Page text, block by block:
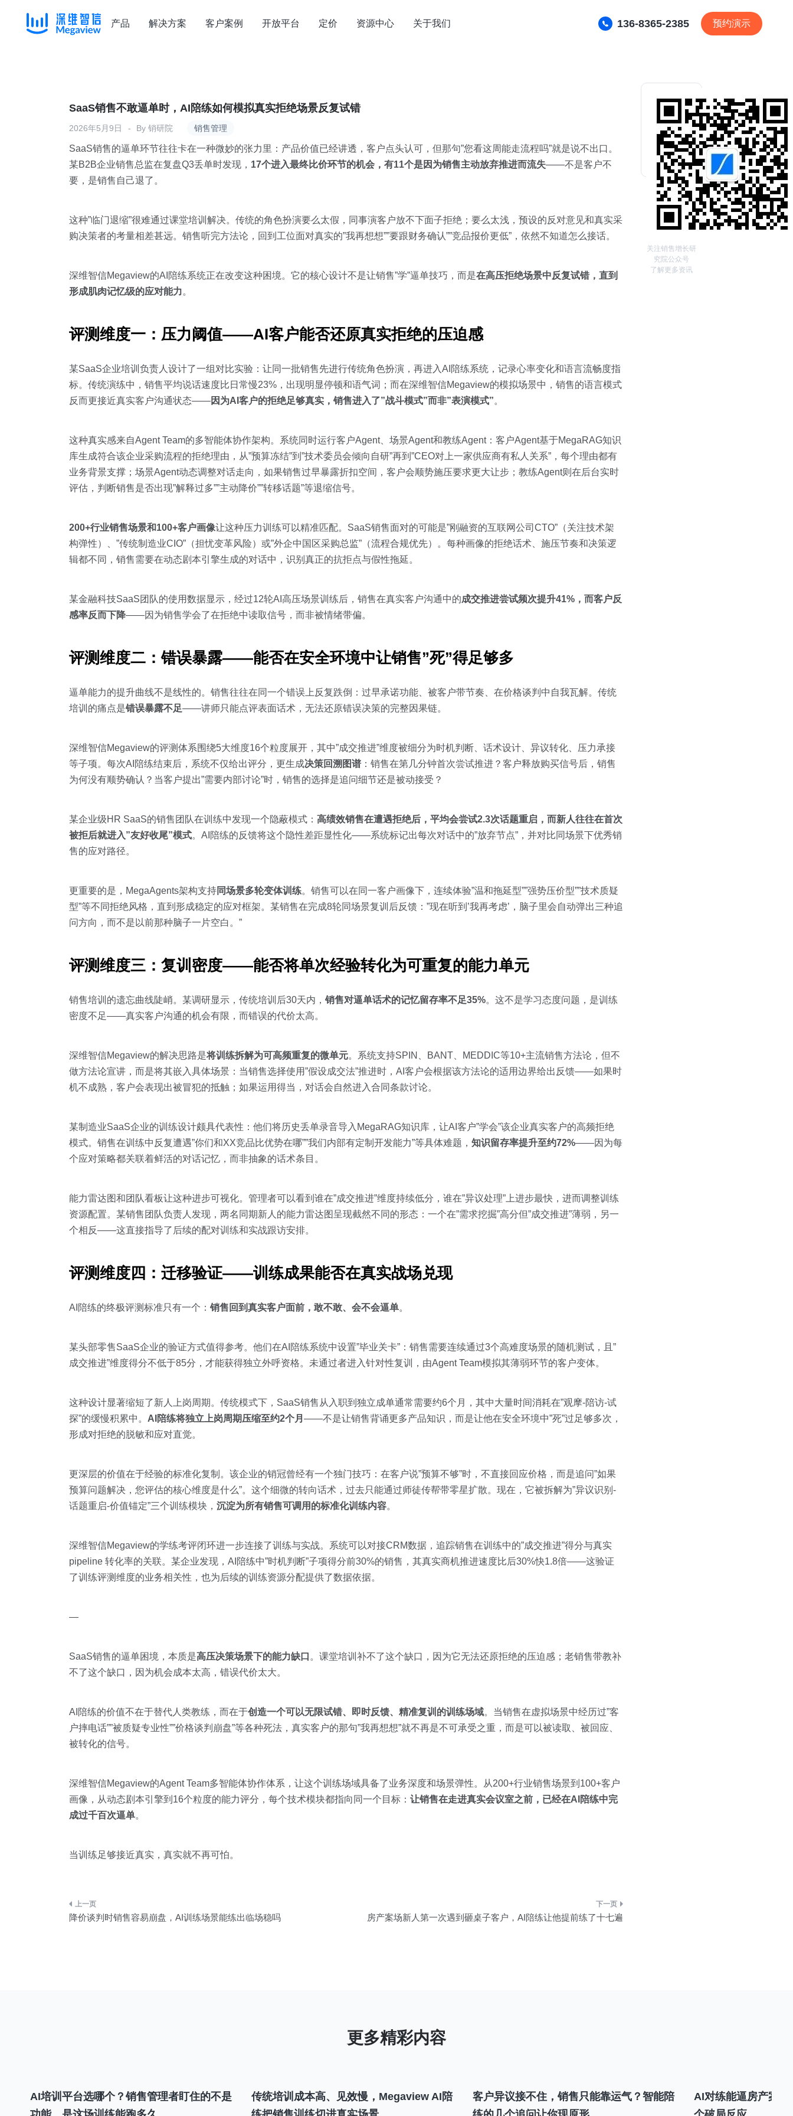
产品 解决方案 客户案例 开放平台 定价 资源中心 关于我们 136-8365-2385 预约演示
销售管理
SaaS销售不敢逼单时，AI陪练如何模拟真实拒绝场景反复试错
2026年5月9日 By 销研院
SaaS销售的逼单环节往往卡在一种微妙的张力里：产品价值已经讲透，客户点头认可，但那句”您看这周能走流程吗”就是说不出口。
某B2B企业销售总监在复盘Q3丢单时发现， 17个进入最终比价环节的机会，有11个是因为销售主动放弃推进而流失——不是客户不
要，是销售自己退了。
这种”临门退缩”很难通过课堂培训解决。传统的角色扮演要么太假，同事演客户放不下面子拒绝；要么太浅，预设的反对意见和真实采
购决策者的考量相差甚远。销售听完方法论，回到工位面对真实的”我再想想””要跟财务确认””竞品报价更低”，依然不知道怎么接话。
深维智信Megaview的AI陪练系统正在改变这种困境。它的核心设计不是让销售”学”逼单技巧，而是在高压拒绝场景中反复试错，直到
形成肌肉记忆级的应对能力。
评测维度一：压力阈值——AI客户能否还原真实拒绝的压迫感
某SaaS企业培训负责人设计了一组对比实验：让同一批销售先进行传统角色扮演，再进入AI陪练系统，记录心率变化和语言流畅度指
标。传统演练中，销售平均说话速度比日常慢23%，出现明显停顿和语气词；而在深维智信Megaview的模拟场景中，销售的语言模式
反而更接近真实客户沟通状态——因为AI客户的拒绝足够真实，销售进入了”战斗模式”而非”表演模式”。
这种真实感来自Agent Team的多智能体协作架构。系统同时运行客户Agent、场景Agent和教练Agent：客户Agent基于MegaRAG知识
库生成符合该企业采购流程的拒绝理由，从”预算冻结”到”技术委员会倾向自研”再到”CEO对上一家供应商有私人关系”，每个理由都有
业务背景支撑；场景Agent动态调整对话走向，如果销售过早暴露折扣空间，客户会顺势施压要求更大让步；教练Agent则在后台实时
评估，判断销售是否出现”解释过多””主动降价””转移话题”等退缩信号。
200+行业销售场景和100+客户画像让这种压力训练可以精准匹配。SaaS销售面对的可能是”刚融资的互联网公司CTO”（关注技术架
构弹性）、”传统制造业CIO”（担忧变革风险）或”外企中国区采购总监”（流程合规优先）。每种画像的拒绝话术、施压节奏和决策逻
辑都不同，销售需要在动态剧本引擎生成的对话中，识别真正的抗拒点与假性拖延。
某金融科技SaaS团队的使用数据显示，经过12轮AI高压场景训练后，销售在真实客户沟通中的成交推进尝试频次提升41%，而客户反
感率反而下降——因为销售学会了在拒绝中读取信号，而非被情绪带偏。
评测维度二：错误暴露——能否在安全环境中让销售”死”得足够多
逼单能力的提升曲线不是线性的。销售往往在同一个错误上反复跌倒：过早承诺功能、被客户带节奏、在价格谈判中自我瓦解。传统
培训的痛点是错误暴露不足——讲师只能点评表面话术，无法还原错误决策的完整因果链。
深维智信Megaview的评测体系围绕5大维度16个粒度展开，其中”成交推进”维度被细分为时机判断、话术设计、异议转化、压力承接
等子项。每次AI陪练结束后，系统不仅给出评分，更生成决策回溯图谱 ：销售在第几分钟首次尝试推进？客户释放购买信号后，销售
为何没有顺势确认？当客户提出”需要内部讨论”时，销售的选择是追问细节还是被动接受？
某企业级HR SaaS的销售团队在训练中发现一个隐蔽模式： 高绩效销售在遭遇拒绝后，平均会尝试2.3次话题重启，而新人往往在首次
被拒后就进入”友好收尾”模式。AI陪练的反馈将这个隐性差距显性化——系统标记出每次对话中的”放弃节点”，并对比同场景下优秀销
售的应对路径。
更重要的是，MegaAgents架构支持同场景多轮变体训练。销售可以在同一客户画像下，连续体验”温和拖延型””强势压价型””技术质疑
型”等不同拒绝风格，直到形成稳定的应对框架。某销售在完成8轮同场景复训后反馈：”现在听到’我再考虑’，脑子里会自动弹出三种追
问方向，而不是以前那种脑子一片空白。”
评测维度三：复训密度——能否将单次经验转化为可重复的能力单元
销售培训的遗忘曲线陡峭。某调研显示，传统培训后30天内， 销售对逼单话术的记忆留存率不足35%。这不是学习态度问题，是训练
密度不足——真实客户沟通的机会有限，而错误的代价太高。
深维智信Megaview的解决思路是将训练拆解为可高频重复的微单元。系统支持SPIN、BANT、MEDDIC等10+主流销售方法论，但不
做方法论宣讲，而是将其嵌入具体场景：当销售选择使用”假设成交法”推进时，AI客户会根据该方法论的适用边界给出反馈——如果时
机不成熟，客户会表现出被冒犯的抵触；如果运用得当，对话会自然进入合同条款讨论。
某制造业SaaS企业的训练设计颇具代表性：他们将历史丢单录音导入MegaRAG知识库，让AI客户”学会”该企业真实客户的高频拒绝
模式。销售在训练中反复遭遇”你们和XX竞品比优势在哪””我们内部有定制开发能力”等具体难题， 知识留存率提升至约72%——因为每
个应对策略都关联着鲜活的对话记忆，而非抽象的话术条目。
能力雷达图和团队看板让这种进步可视化。管理者可以看到谁在”成交推进”维度持续低分，谁在”异议处理”上进步最快，进而调整训练
资源配置。某销售团队负责人发现，两名同期新人的能力雷达图呈现截然不同的形态：一个在”需求挖掘”高分但”成交推进”薄弱，另一
个相反——这直接指导了后续的配对训练和实战跟访安排。
评测维度四：迁移验证——训练成果能否在真实战场兑现
AI陪练的终极评测标准只有一个： 销售回到真实客户面前，敢不敢、会不会逼单。
某头部零售SaaS企业的验证方式值得参考。他们在AI陪练系统中设置”毕业关卡”：销售需要连续通过3个高难度场景的随机测试，且”
成交推进”维度得分不低于85分，才能获得独立外呼资格。未通过者进入针对性复训，由Agent Team模拟其薄弱环节的客户变体。
这种设计显著缩短了新人上岗周期。传统模式下，SaaS销售从入职到独立成单通常需要约6个月，其中大量时间消耗在”观摩-陪访-试
探”的缓慢积累中。 AI陪练将独立上岗周期压缩至约2个月 ——不是让销售背诵更多产品知识，而是让他在安全环境中”死”过足够多次，
形成对拒绝的脱敏和应对直觉。
更深层的价值在于经验的标准化复制。该企业的销冠曾经有一个独门技巧：在客户说”预算不够”时，不直接回应价格，而是追问”如果
预算问题解决，您评估的核心维度是什么”。这个细微的转向话术，过去只能通过师徒传帮带零星扩散。现在，它被拆解为”异议识别-
话题重启-价值锚定”三个训练模块， 沉淀为所有销售可调用的标准化训练内容。
深维智信Megaview的学练考评闭环进一步连接了训练与实战。系统可以对接CRM数据，追踪销售在训练中的”成交推进”得分与真实
pipeline 转化率的关联。某企业发现，AI陪练中”时机判断”子项得分前30%的销售，其真实商机推进速度比后30%快1.8倍——这验证
了训练评测维度的业务相关性，也为后续的训练资源分配提供了数据依据。
—
SaaS销售的逼单困境，本质是高压决策场景下的能力缺口 。课堂培训补不了这个缺口，因为它无法还原拒绝的压迫感；老销售带教补
不了这个缺口，因为机会成本太高，错误代价太大。
AI陪练的价值不在于替代人类教练，而在于创造一个可以无限试错、即时反馈、精准复训的训练场域。当销售在虚拟场景中经历过”客
户摔电话””被质疑专业性””价格谈判崩盘”等各种死法，真实客户的那句”我再想想”就不再是不可承受之重，而是可以被读取、被回应、
被转化的信号。
深维智信Megaview的Agent Team多智能体协作体系，让这个训练场域具备了业务深度和场景弹性。从200+行业销售场景到100+客户
画像，从动态剧本引擎到16个粒度的能力评分，每个技术模块都指向同一个目标： 让销售在走进真实会议室之前，已经在AI陪练中完
成过千百次逼单。
当训练足够接近真实，真实就不再可怕。
文
降价谈判时销售容易崩盘，AI训练场景能练出临场稳吗 房产案场新人第一次遇到砸桌子客户，AI陪练让他提前练了十七遍
关注销售增长研
究院公众号
了解更多资讯
AI培训平台选哪个？销售管理者盯住的不是
传统培训成本高、见效慢，Megaview AI陪
客户异议接不住，销售只能靠运气？智能陪
AI对练能逼房产案